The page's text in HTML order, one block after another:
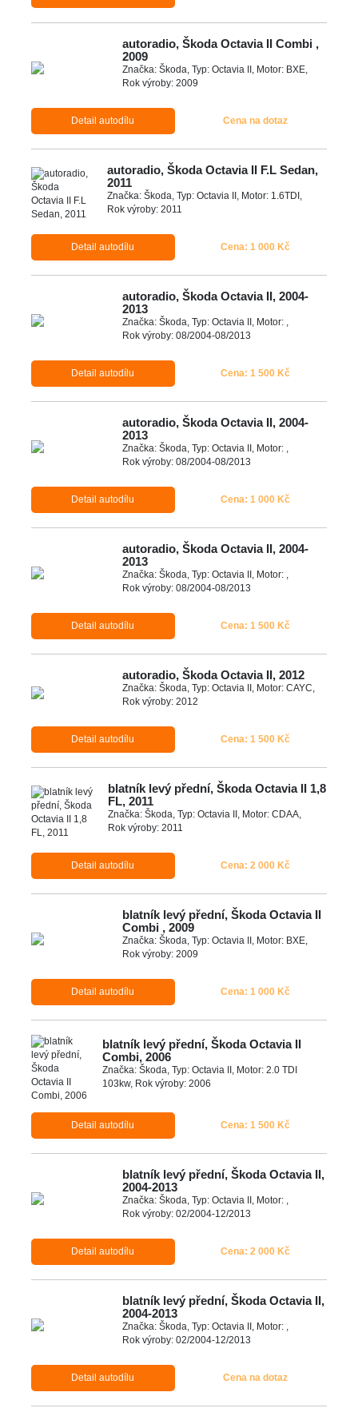
autoradio, Škoda Octavia II Combi ,
2009
Značka: Škoda, Typ: Octavia II, Motor: BXE,
Rok výroby: 2009
Detail autodílu Cena na dotaz
autoradio, Škoda Octavia II F.L Sedan,
2011
Značka: Škoda, Typ: Octavia II, Motor: 1.6TDI,
Rok výroby: 2011
Detail autodílu Cena: 1 000 Kč
autoradio, Škoda Octavia II, 2004-
2013
Značka: Škoda, Typ: Octavia II, Motor: ,
Rok výroby: 08/2004-08/2013
Detail autodílu Cena: 1 500 Kč
autoradio, Škoda Octavia II, 2004-
2013
Značka: Škoda, Typ: Octavia II, Motor: ,
Rok výroby: 08/2004-08/2013
Detail autodílu Cena: 1 000 Kč
autoradio, Škoda Octavia II, 2004-
2013
Značka: Škoda, Typ: Octavia II, Motor: ,
Rok výroby: 08/2004-08/2013
Detail autodílu Cena: 1 500 Kč
autoradio, Škoda Octavia II, 2012
Značka: Škoda, Typ: Octavia II, Motor: CAYC,
Rok výroby: 2012
Detail autodílu Cena: 1 500 Kč
blatník levý přední, Škoda Octavia II 1,8
FL, 2011
Značka: Škoda, Typ: Octavia II, Motor: CDAA,
Rok výroby: 2011
Detail autodílu Cena: 2 000 Kč
blatník levý přední, Škoda Octavia II
Combi , 2009
Značka: Škoda, Typ: Octavia II, Motor: BXE,
Rok výroby: 2009
Detail autodílu Cena: 1 000 Kč
blatník levý přední, Škoda Octavia II
Combi, 2006
Značka: Škoda, Typ: Octavia II, Motor: 2.0 TDI
103kw, Rok výroby: 2006
Detail autodílu Cena: 1 500 Kč
blatník levý přední, Škoda Octavia II,
2004-2013
Značka: Škoda, Typ: Octavia II, Motor: ,
Rok výroby: 02/2004-12/2013
Detail autodílu Cena: 2 000 Kč
blatník levý přední, Škoda Octavia II,
2004-2013
Značka: Škoda, Typ: Octavia II, Motor: ,
Rok výroby: 02/2004-12/2013
Detail autodílu Cena na dotaz